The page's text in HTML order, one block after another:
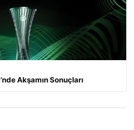
Akşamın Sonuçları